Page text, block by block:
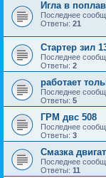
Игла в
Последнее
Ответы: 21
Стартер зил
Последнее
Ответы: 2
работает
Последнее
Ответы: 5
ГРМ двс 508
Последнее
Ответы: 3
Смазка
Последнее
Ответы: 11